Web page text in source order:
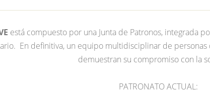
está compuesto por una Junta de Patronos, integrada
En definitiva, un equipo multidisciplinar de
demuestran su compromiso con la
PATRONATO ACTUAL: